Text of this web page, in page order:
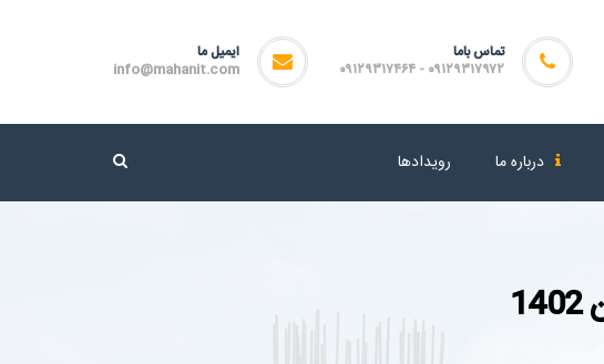
ایمیل ما
info@mahanit.com
تماس باما
۰۹۱۲۹۳۱۷۹۷۲ - ۰۹۱۲۹۳۱۷۴۶۴
درباره ما رویدادها